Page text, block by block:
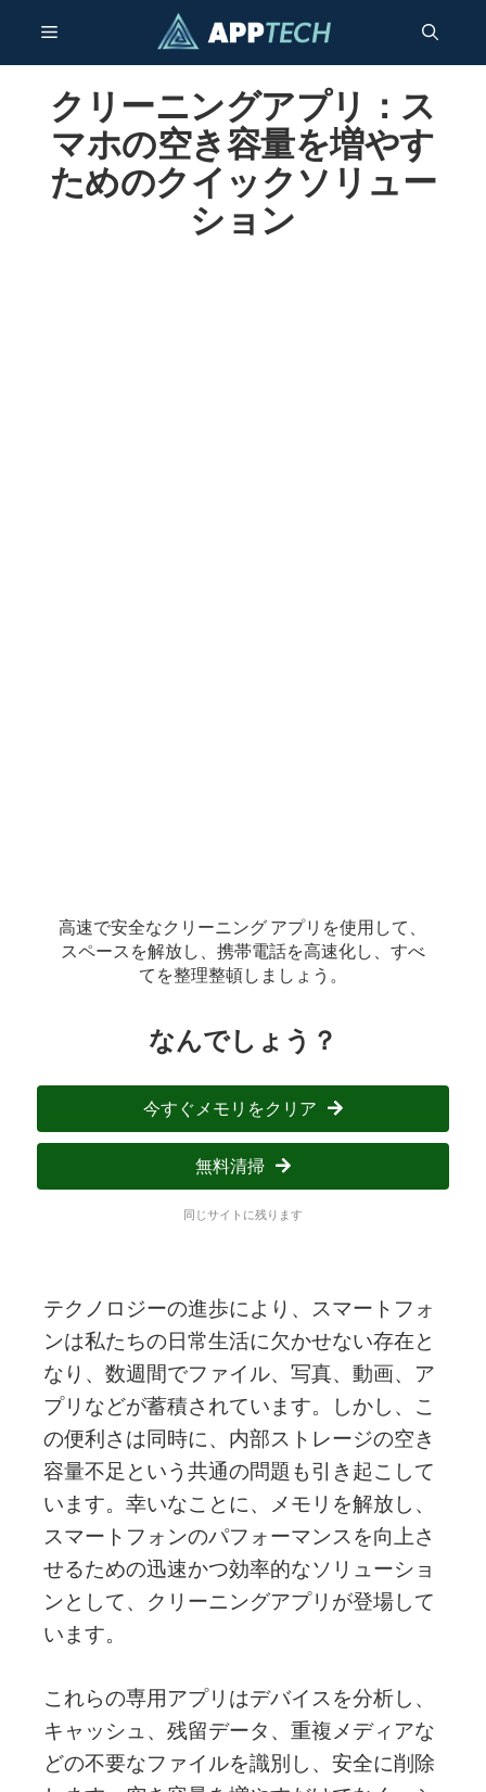
テ
メ
ニ
ュ
クリーニングアプリ：ス
マホの空き容量を増やす
ためのクイックソリュー
ション
高速で安全なクリーニング アプリを使用して、
スペースを解放し、携帯電話を高速化し、すべ
てを整理整頓しましょう。
なんでしょう？
今すぐメモリをクリア
無料清掃
同じサイトに残ります
テクノロジーの進歩により、スマートフォ
ンは私たちの日常生活に欠かせない存在と
なり、数週間でファイル、写真、動画、ア
プリなどが蓄積されています。しかし、こ
の便利さは同時に、内部ストレージの空き
容量不足という共通の問題も引き起こして
います。幸いなことに、メモリを解放し、
スマートフォンのパフォーマンスを向上さ
せるための迅速かつ効率的なソリューショ
ンとして、クリーニングアプリが登場して
います。
これらの専用アプリはデバイスを分析し、
キャッシュ、残留データ、重複メディアな
どの不要なファイルを識別し、安全に削除